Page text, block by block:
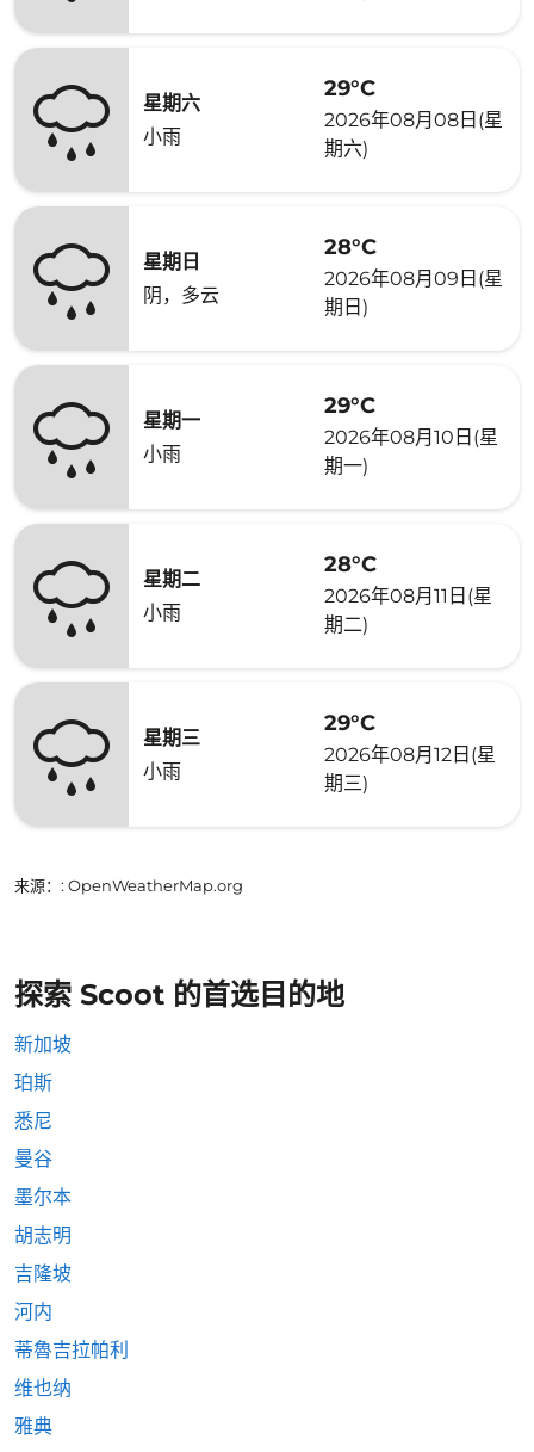
星期六
小雨
29°C
2026年08月08日(星
期六)
星期日
阴，多云
28°C
2026年08月09日(星
期日)
星期一
小雨
29°C
2026年08月10日(星
期一)
星期二
小雨
28°C
2026年08月11日(星
期二)
星期三
小雨
29°C
2026年08月12日(星
期三)
来源： : OpenWeatherMap.org
探索 Scoot 的首选目的地
新加坡
珀斯
悉尼
曼谷
墨尔本
胡志明
吉隆坡
河内
蒂魯吉拉帕利
维也纳
雅典